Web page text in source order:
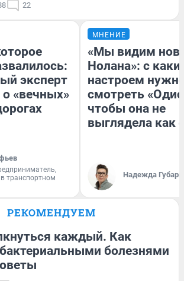
22
эксперт
«вечных»
транспортном
МНЕНИЕ
«Мы видим
Нолана»: с
настроем
смотреть
чтобы она не
выглядела как
Надежда Губарь
РЕКОМЕНДУЕМ
каждый. Как
болезнями